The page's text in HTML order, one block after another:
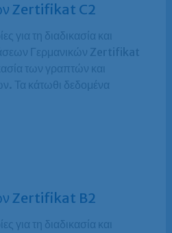
Zertifikat C2
για τη διαδικασία και
Γερμανικών Zertifikat
των γραπτών και
Τα κάτωθι δεδομένα
Zertifikat B2
για τη διαδικασία και